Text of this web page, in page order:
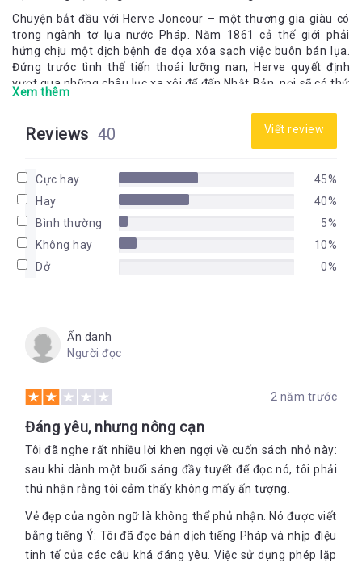
Chuyện bắt đầu với Herve Joncour – một thương gia giàu có
trong ngành tơ lụa nước Pháp. Năm 1861 cả thế giới phải
hứng chịu một dịch bệnh đe dọa xóa sạch việc buôn bán lụa.
Đứng trước tình thế tiến thoái lưỡng nan, Herve quyết định
vượt qua những châu lục xa xôi để đến Nhật Bản, nơi sẽ có thứ
trứng tằm có thể nhả ra loại tơ tuyệt vời nhất trần gian.
Chàng bắt đầu một cuộc hành trình dài, vượt qua những
thung lũng, núi đồi xa xôi, băng qua sa mạc và những vùng
một bí ẩn của phương Đông với vô số huyền thoại. Đến Nhật
Bản, Herve Joncour gặp một lãnh chúa tên Hara Kei. Người
này đồng ý bán cho chàng một ngàn kén trứng để mang về.
Nếu mọi chuyện có thể dừng lại ở đó thì đã thực đơn giản,
Herve bị ái nữ của Hara Kei “bỏ bùa”. Đó là đôi mắt của một
người phụ nữ phương Đông mà không hề phương Đông, một
Herve luôn đau đáu nhớ về Nhật Bản bất chấp đại dịch kia đã
tìm được thuốc chữa. Chàng quyết tâm trở lại dù nơi ấy đang
trong giai đoạn chính trị rối ren. Tình yêu giữa chàng và ái nữ
Chuyến đi mua trứng tằm đã thay đổi tất cả…
Nhưng Herve chưa bao giờ quên chàng có một người vợ.
Người đàn bà tần tảo, chung thủy và luôn đặt tất cả niềm tin
vào chồng. Thế mà chàng nỡ phản bội, nỡ đuổi theo tình yêu
mong manh ở nơi tận cùng thế giới. Cái kim trong bọc lâu ngày
cũng lòi ra, mối quan hệ vụng trộm của Herve bị vị lãnh chúa
Ngài treo cổ một đứa bé vì dám cả gan qua mặt ông, lén lút
dẫn Herve đến chỗ người thiếp của mình. Tủi nhục và sợ hãi
Herve bỏ lại tất cả phía sau, sống một cuộc đời mới với người
Xem thêm
Reviews 40 Viết review
Cực hay
45%
Hay
40%
Bình thường
5%
Không hay
10%
Dở
0%
Ẩn danh
Người đọc
2 năm trước
Đáng yêu, nhưng nông cạn
Tôi đã nghe rất nhiều lời khen ngợi về cuốn sách nhỏ này:
sau khi dành một buổi sáng đầy tuyết để đọc nó, tôi phải
thú nhận rằng tôi cảm thấy không mấy ấn tượng.
Vẻ đẹp của ngôn ngữ là không thể phủ nhận. Nó được viết
bằng tiếng Ý: Tôi đã đọc bản dịch tiếng Pháp và nhịp điệu
tinh tế của các câu khá đáng yêu. Việc sử dụng phép lặp